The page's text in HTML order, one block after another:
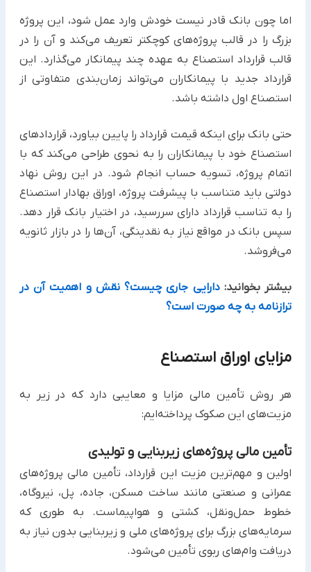
اما چون بانک قادر نیست خودش وارد عمل شود، این پروژه
بزرگ را در قالب پروژه‌های کوچکتر تعریف می‌کند و آن را در
‏قالب قرارداد استصناع به عهده چند پیمانکار می‌گذارد. این
قرارداد جدید با پیمانکاران می‌تواند زمان‌بندی متفاوتی از
استصناع ‏اول داشته باشد. ‏
حتی بانک برای اینکه قیمت قرارداد را پایین بیاورد، قراردادهای
استصناع خود با پیمانکاران را به نحوی طراحی می‌کند که با
‏اتمام پروژه، تسویه حساب انجام شود.‏ در این روش نهاد
دولتی باید متناسب با پیشرفت پروژه، اوراق بهادار استصناع
را به تناسب قرارداد دارای سررسید، در اختیار ‏بانک قرار دهد.
سپس بانک در مواقع نیاز به نقدینگی، آن‌ها را در بازار ثانویه
می‌فروشد. ‏
بیشتر بخوانید:دارایی جاری چیست؟ نقش و اهمیت آن در
ترازنامه به چه صورت است؟
مزایای اوراق استصناع ‏
هر روش تأمین مالی مزایا و معایبی دارد که در زیر به
مزیت‌های این صکوک پرداخته‌ایم:‏
تأمین مالی پروژه‌های زیربنایی و تولیدی
اولین و مهم‌ترین مزیت این قرارداد، تأمین مالی پروژه‌های
عمرانی و صنعتی مانند ساخت مسکن، جاده، پل، نیروگاه،
خطوط ‏حمل‌ونقل، کشتی و هواپیماست. به طوری که
سرمایه‌های بزرگ برای پروژه‌های ملی و زیربنایی بدون نیاز به
دریافت وام‌های ‏ربوی تأمین می‌شود.‏